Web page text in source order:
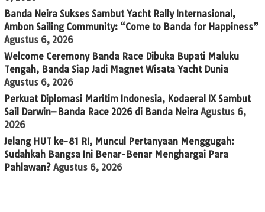
Banda Neira Sukses Sambut Yacht Rally Internasional,
Ambon Sailing Community: “Come to Banda for Happiness”
Agustus 6, 2026
Welcome Ceremony Banda Race Dibuka Bupati Maluku
Tengah, Banda Siap Jadi Magnet Wisata Yacht Dunia
Agustus 6, 2026
Perkuat Diplomasi Maritim Indonesia, Kodaeral IX Sambut
Sail Darwin–Banda Race 2026 di Banda Neira Agustus 6,
2026
Jelang HUT ke-81 RI, Muncul Pertanyaan Menggugah:
Sudahkah Bangsa Ini Benar-Benar Menghargai Para
Pahlawan? Agustus 6, 2026